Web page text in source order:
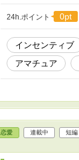
24h.ポイント 0pt
インセンティブ
アマチュア
恋愛 連載中 短編